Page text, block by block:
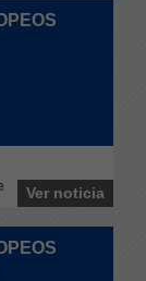
Ver noticia